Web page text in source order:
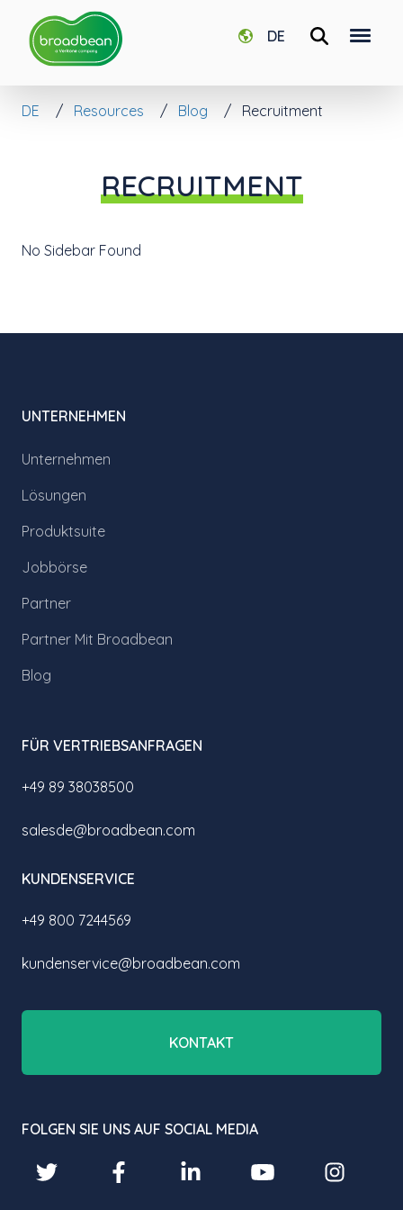
DE
DE Resources Blog Recruitment
RECRUITMENT
No Sidebar Found
UNTERNEHMEN
Unternehmen
Lösungen
Produktsuite
Jobbörse
Partner
Partner Mit Broadbean
Blog
FÜR VERTRIEBSANFRAGEN
+49 89 38038500
salesde@broadbean.com
KUNDENSERVICE
+49 800 7244569
kundenservice@broadbean.com
KONTAKT
FOLGEN SIE UNS AUF SOCIAL MEDIA